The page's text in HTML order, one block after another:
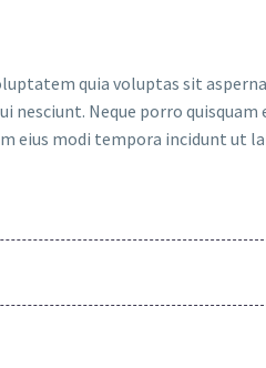
quia voluptas sit
Neque porro quisquam
eius modi tempora incidunt ut